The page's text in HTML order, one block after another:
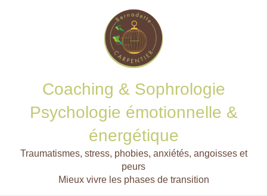
Coaching & Sophrologie
Psychologie émotionnelle &
énergétique
Traumatismes, stress, phobies, anxiétés, angoisses et
peurs
Mieux vivre les phases de transition